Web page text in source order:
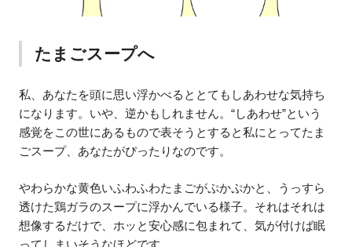
たまごスープへ
私、あなたを頭に思い浮かべるととてもしあわせな気持ち
になります。いや、逆かもしれません。“しあわせ”という
感覚をこの世にあるもので表そうとすると私にとってたま
ごスープ、あなたがぴったりなのです。
やわらかな黄色いふわふわたまごがぷかぷかと、うっすら
透けた鶏ガラのスープに浮かんでいる様子。それはそれは
想像するだけで、ホッと安心感に包まれて、気が付けば眠
ってしまいそうなほどです。